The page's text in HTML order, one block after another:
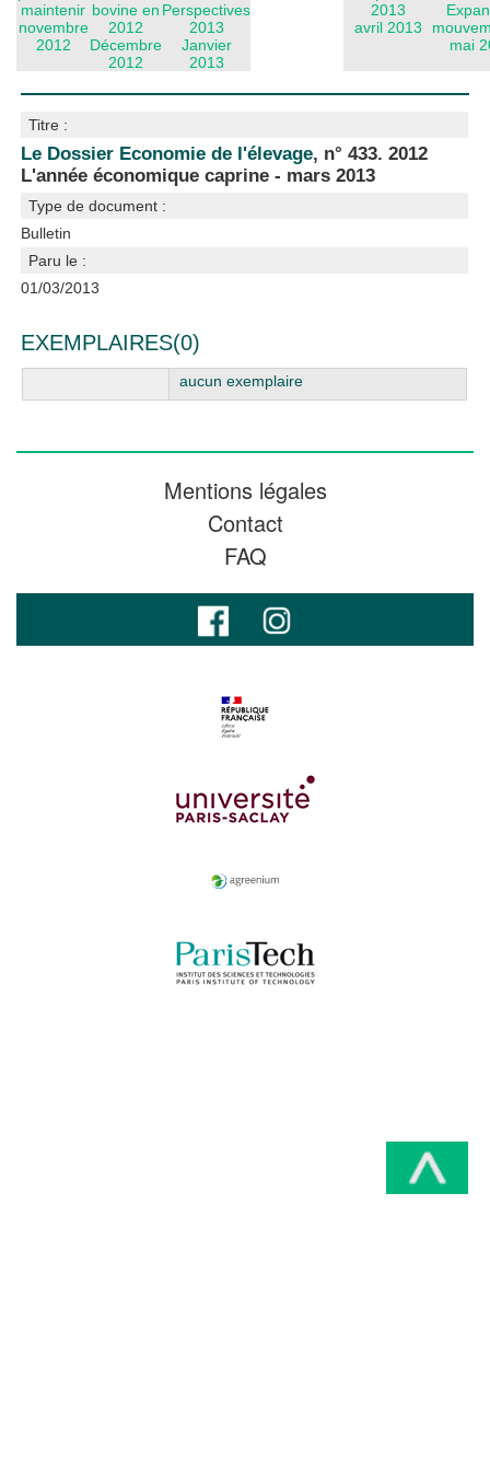
maintenir
novembre
2012
bovine en
2012
Décembre
2012
Perspectives
2013
Janvier
2013
2013
avril 2013
mai
Titre :
Le Dossier Economie de l'élevage, n° 433. 2012
L'année économique caprine - mars 2013
Type de document :
Bulletin
Paru le :
01/03/2013
EXEMPLAIRES(0)
aucun exemplaire
Mentions légales
Contact
FAQ